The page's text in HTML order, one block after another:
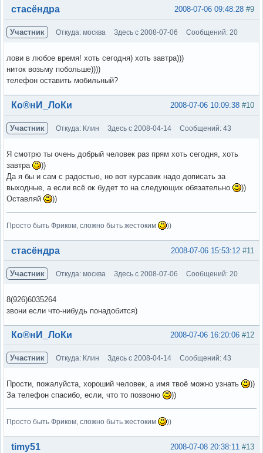
Вне форума #9
2008-07-06 09:48:28
стасёндра
Участник Откуда: москва Здесь с 2008-07-06 Сообщений: 20
лови в любое время! хоть сегодня) хоть завтра)))
ниток возьму побольше))))
телефон оставить мобильный?
Вне форума #10
2008-07-06 10:09:38
Ко®нИ_ЛоКи
Участник Откуда: Клин Здесь с 2008-04-14 Сообщений: 43
Я смотрю ты очень добрый человек раз прям хоть сегодня, хоть
завтра
))
Да я бы и сам с радостью, но вот курсавик надо дописать за
выходные, а если всё ок будет то на следующих обязательно
))
Оставляй
))
Просто быть Фриком, сложно быть жестоким ))
Вне форума #11
2008-07-06 15:53:12
стасёндра
Участник Откуда: москва Здесь с 2008-07-06 Сообщений: 20
8(926)6035264
звони если что-нибудь понадобится)
Вне форума #12
2008-07-06 16:20:06
Ко®нИ_ЛоКи
Участник Откуда: Клин Здесь с 2008-04-14 Сообщений: 43
Прости, пожалуйста, хороший человек, а имя твоё можно узнать
))
За телефон спасибо, если, что то позвоню
))
Просто быть Фриком, сложно быть жестоким ))
Вне форума #13
2008-07-08 20:38:11
timy51